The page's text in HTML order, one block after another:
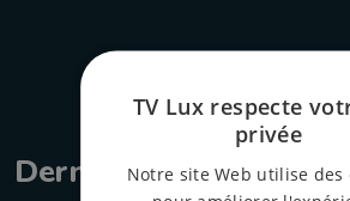
Dernières émissions
TV Lux respecte
privée
Notre site Web utilise des